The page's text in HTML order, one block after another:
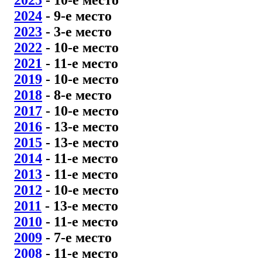
2024 - 9-е место
2023 - 3-е место
2022 - 10-е место
2021 - 11-е место
2019 - 10-е место
2018 - 8-е место
2017 - 10-е место
2016 - 13-е место
2015 - 13-е место
2014 - 11-е место
2013 - 11-е место
2012 - 10-е место
2011 - 13-е место
2010 - 11-е место
2009 - 7-е место
2008 - 11-е место